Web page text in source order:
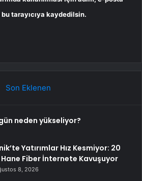
tarayıcıya kaydedilsin.
Son Eklenen
neden yükseliyor?
Yatırımlar Hız Kesmiyor: 20
Hane Fiber İnternete Kavuşuyor
8, 2026